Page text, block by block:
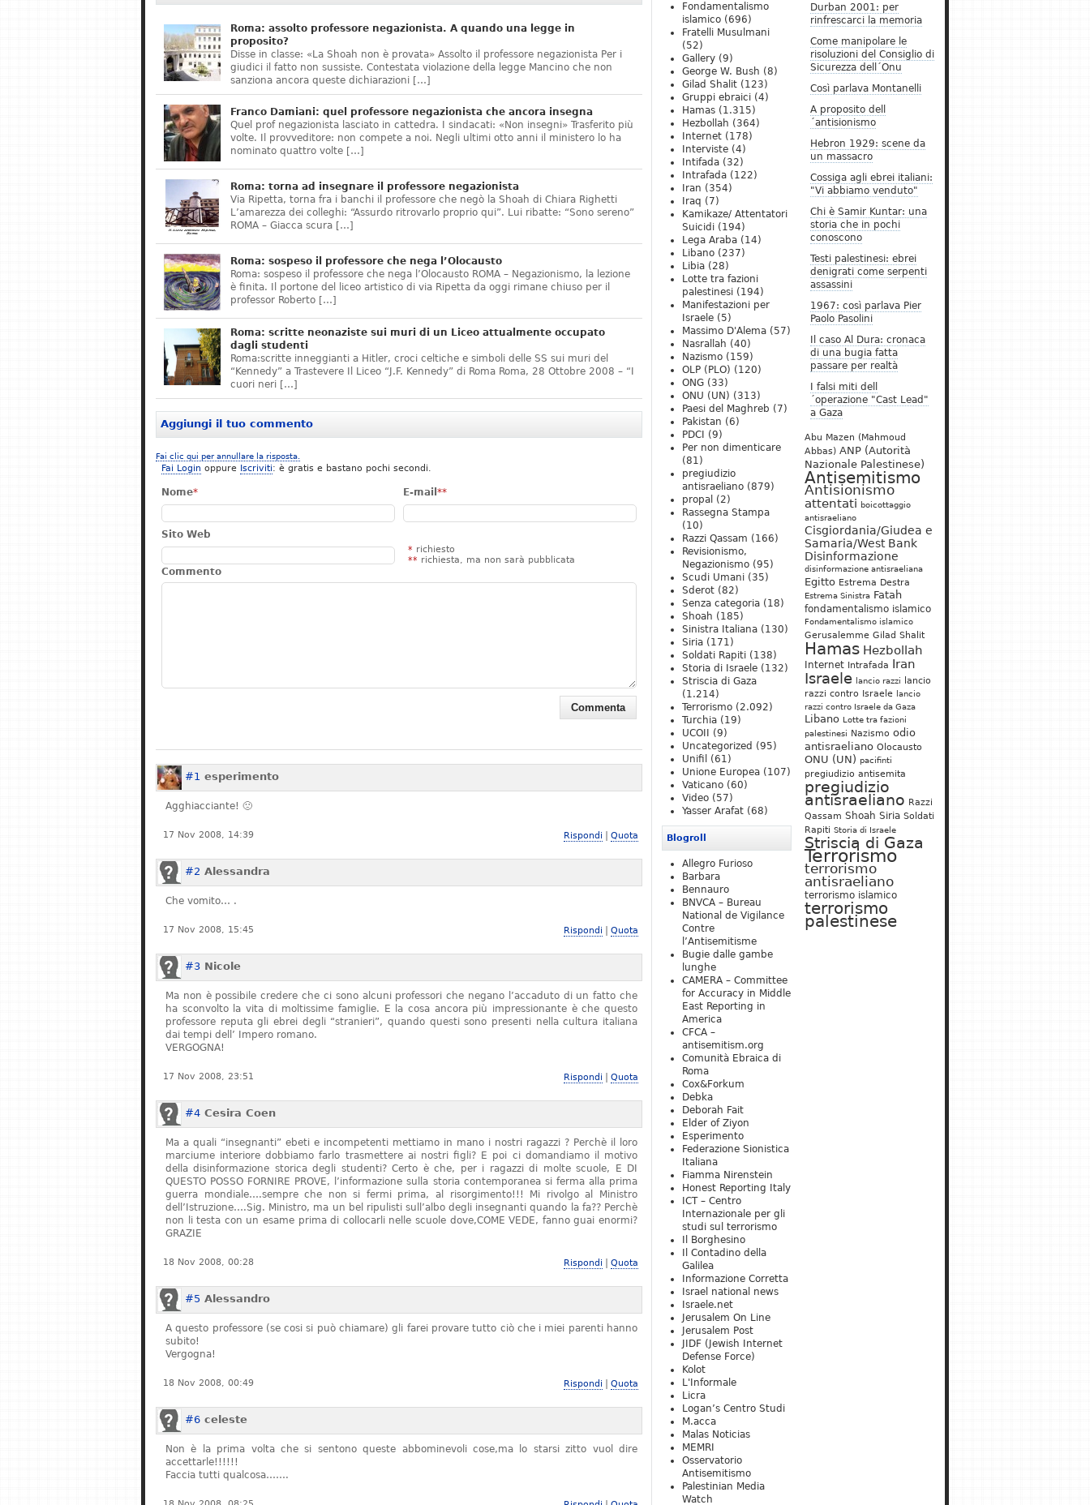
Roma: assolto professore negazionista. A quando una legge in
proposito?
Disse in classe: «La Shoah non è provata» Assolto il professore negazionista Per i
giudici il fatto non sussiste. Contestata violazione della legge Mancino che non
sanziona ancora queste dichiarazioni […]
Franco Damiani: quel professore negazionista che ancora insegna
Quel prof negazionista lasciato in cattedra. I sindacati: «Non insegni» Trasferito più
volte. Il provveditore: non compete a noi. Negli ultimi otto anni il ministero lo ha
nominato quattro volte […]
Roma: torna ad insegnare il professore negazionista
Via Ripetta, torna fra i banchi il professore che negò la Shoah di Chiara Righetti
L’amarezza dei colleghi: “Assurdo ritrovarlo proprio qui”. Lui ribatte: “Sono sereno”
ROMA – Giacca scura […]
Roma: sospeso il professore che nega l’Olocausto
Roma: sospeso il professore che nega l’Olocausto ROMA – Negazionismo, la lezione
è finita. Il portone del liceo artistico di via Ripetta da oggi rimane chiuso per il
professor Roberto […]
Roma: scritte neonaziste sui muri di un Liceo attualmente occupato
dagli studenti
Roma:scritte inneggianti a Hitler, croci celtiche e simboli delle SS sui muri del
“Kennedy” a Trastevere Il Liceo “J.F. Kennedy” di Roma Roma, 28 Ottobre 2008 – “I
cuori neri […]
Aggiungi il tuo commento
Fai clic qui per annullare la risposta.
Fai Login oppure Iscriviti: è gratis e bastano pochi secondi.
Nome* E-mail **
Sito Web
* richiesto
** richiesta, ma non sarà pubblicata
Commento
#1 esperimento
Agghiacciante! 🙁
17 Nov 2008, 14:39 Rispondi Quota
#2 Alessandra
Che vomito… .
17 Nov 2008, 15:45 Rispondi Quota
#3 Nicole
Ma non è possibile credere che ci sono alcuni professori che negano l’accaduto di un fatto che
ha sconvolto la vita di moltissime famiglie. E la cosa ancora più impressionante è che questo
professore reputa gli ebrei degli “stranieri”, quando questi sono presenti nella cultura italiana
dai tempi dell’ Impero romano.
VERGOGNA!
17 Nov 2008, 23:51 Rispondi Quota
#4 Cesira Coen
Ma a quali “insegnanti” ebeti e incompetenti mettiamo in mano i nostri ragazzi ? Perchè il loro
marciume interiore dobbiamo farlo trasmettere ai nostri figli? E poi ci domandiamo il motivo
della disinformazione storica degli studenti? Certo è che, per i ragazzi di molte scuole, E DI
QUESTO POSSO FORNIRE PROVE, l’informazione sulla storia contemporanea si ferma alla prima
guerra mondiale….sempre che non si fermi prima, al risorgimento!!! Mi rivolgo al Ministro
dell’Istruzione….Sig. Ministro, ma un bel ripulisti sull’albo degli insegnanti quando la fa?? Perchè
non li testa con un esame prima di collocarli nelle scuole dove,COME VEDE, fanno guai enormi?
GRAZIE
18 Nov 2008, 00:28 Rispondi Quota
#5 Alessandro
A questo professore (se cosi si può chiamare) gli farei provare tutto ciò che i miei parenti hanno
subito!
Vergogna!
18 Nov 2008, 00:49 Rispondi Quota
#6 celeste
Non è la prima volta che si sentono queste abbominevoli cose,ma lo starsi zitto vuol dire
accettarle!!!!!!
Faccia tutti qualcosa…….
Durban 2001: per
rinfrescarci la memoria
Come manipolare le
risoluzioni del Consiglio di
Sicurezza dell´Onu
Così parlava Montanelli
A proposito dell
´antisionismo
Hebron 1929: scene da
un massacro
Cossiga agli ebrei italiani:
"Vi abbiamo venduto"
Chi è Samir Kuntar: una
storia che in pochi
conoscono
Testi palestinesi: ebrei
denigrati come serpenti
assassini
1967: così parlava Pier
Paolo Pasolini
Il caso Al Dura: cronaca
di una bugia fatta
passare per realtà
I falsi miti dell
´operazione "Cast Lead"
a Gaza
Abu Mazen (Mahmoud
Abbas) ANP (Autorità
Nazionale Palestinese)
Antisemitismo
Antisionismo
attentati boicottaggio
antisraeliano
Cisgiordania/Giudea e
Samaria/West Bank
Disinformazione
disinformazione antisraeliana
Egitto Estrema Destra
Estrema Sinistra Fatah
fondamentalismo islamico
Fondamentalismo islamico
Gerusalemme Gilad Shalit
Hamas Hezbollah
Internet Intrafada Iran
Israele lancio razzi
lancio
razzi contro Israele lancio
razzi contro Israele da Gaza
Libano Lotte tra fazioni
palestinesi Nazismo odio
antisraeliano Olocausto
ONU (UN) pacifinti
pregiudizio antisemita
pregiudizio
antisraeliano Razzi
Qassam Shoah Siria Soldati
Rapiti Storia di Israele
Striscia di Gaza
Terrorismo
terrorismo
antisraeliano
terrorismo islamico
terrorismo
palestinese
Fondamentalismo
islamico (696)
Fratelli Musulmani
(52)
Gallery (9)
George W. Bush (8)
Gilad Shalit (123)
Gruppi ebraici (4)
Hamas (1.315)
Hezbollah (364)
Internet (178)
Interviste (4)
Intifada (32)
Intrafada (122)
Iran (354)
Iraq (7)
Kamikaze/ Attentatori
Suicidi (194)
Lega Araba (14)
Libano (237)
Libia (28)
Lotte tra fazioni
palestinesi (194)
Manifestazioni per
Israele (5)
Massimo D'Alema (57)
Nasrallah (40)
Nazismo (159)
OLP (PLO) (120)
ONG (33)
ONU (UN) (313)
Paesi del Maghreb (7)
Pakistan (6)
PDCI
(9)
Per non dimenticare
(81)
pregiudizio
antisraeliano (879)
propal (2)
Rassegna Stampa
(10)
Razzi Qassam (166)
Revisionismo,
Negazionismo (95)
Scudi Umani (35)
Sderot (82)
Senza categoria (18)
Shoah (185)
Sinistra Italiana (130)
Siria (171)
Soldati Rapiti (138)
Storia di Israele (132)
Striscia di Gaza
(1.214)
Terrorismo (2.092)
Turchia (19)
UCOII
(9)
Uncategorized (95)
Unifil
(61)
Unione Europea (107)
Vaticano (60)
Video (57)
Yasser Arafat (68)
Blogroll
Allegro Furioso
Barbara
Bennauro
BNVCA – Bureau
National de Vigilance
Contre
l’Antisemitisme
Bugie dalle gambe
lunghe
CAMERA – Committee
for Accuracy in Middle
East Reporting in
America
CFCA –
antisemitism.org
Comunità Ebraica di
Roma
Cox&Forkum
Debka
Deborah Fait
Elder of Ziyon
Esperimento
Federazione Sionistica
Italiana
Fiamma Nirenstein
Honest Reporting Italy
ICT – Centro
Internazionale per gli
studi sul terrorismo
Il Borghesino
Il Contadino della
Galilea
Informazione Corretta
Israel national news
Israele.net
Jerusalem On Line
Jerusalem Post
JIDF (Jewish Internet
Defense Force)
Kolot
L'Informale
Licra
Logan’s Centro Studi
M.acca
Malas Noticias
MEMRI
Osservatorio
Antisemitismo
Palestinian Media
Watch